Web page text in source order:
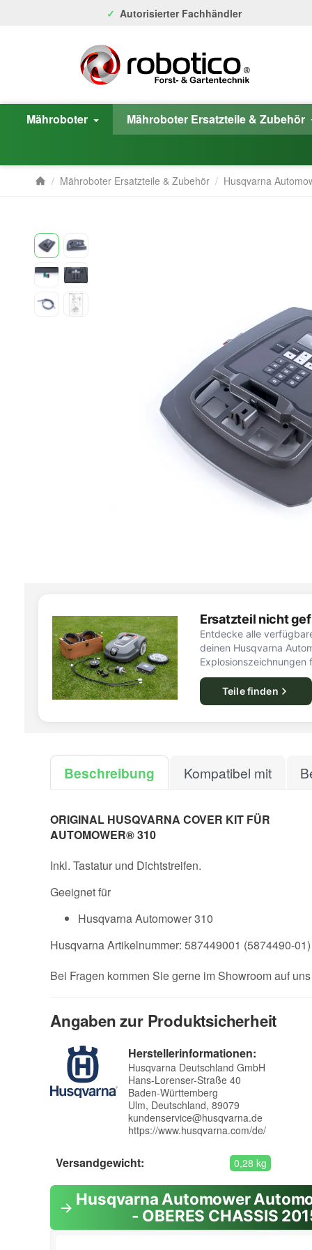
Autorisierter Fachhändler
Mähroboter Mähroboter Ersatzteile & Zubehör
/ Mähroboter Ersatzteile & Zubehör / Husqvarna
Ersatzteil nicht
Entdecke alle
deinen Husqvarna
Explosionszeichnungen
Teile finden
Beschreibung Kompatibel mit
ORIGINAL HUSQVARNA COVER KIT FÜR
AUTOMOWER® 310
Inkl. Tastatur und Dichtstreifen.
Geeignet für
Husqvarna Automower 310
Husqvarna Artikelnummer: 587449001 (5874490-01)
Bei Fragen kommen Sie gerne im Showroom auf
Angaben zur Produktsicherheit
Herstellerinformationen:
Husqvarna Deutschland GmbH
Hans-Lorenser-Straße 40
Baden-Württemberg
Ulm, Deutschland, 89079
kundenservice@husqvarna.de
https://www.husqvarna.com/de/
Versandgewicht: 0,28 kg
Husqvarna Automower
- OBERES CHASSIS